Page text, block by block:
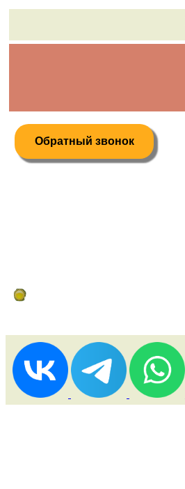
Обратный звонок
Дистанционное бронирование туров